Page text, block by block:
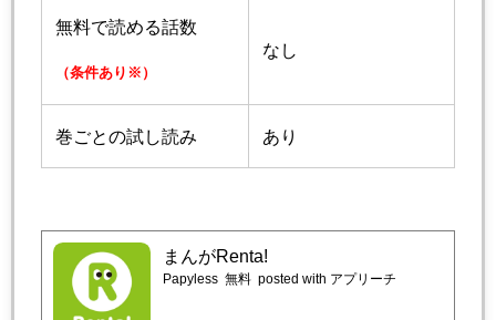
無料で読める話数
（条件あり※）
なし
巻ごとの試し読み あり
まんがRenta!
Papyless 無料 posted with アプリーチ